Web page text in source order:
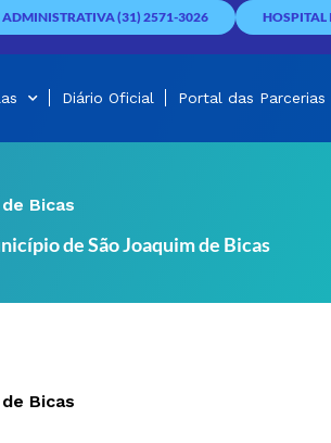
ADMINISTRATIVA (31) 2571-3026 HOSPITAL
Diário Oficial Portal das Parcerias
Bicas
de São Joaquim de Bicas
Bicas